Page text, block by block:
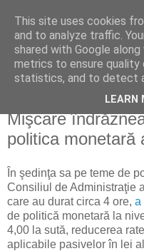
Reflecţii
blog de reflecţii, informaţii
miercuri, 8 ianuarie
Mişcare
politica monetară
În şedinţa sa pe teme de
Consiliul de Administraţie
care au durat circa 4 ore, a
de politică monetară la
4,00 la sută, reducerea
aplicabile pasivelor în lei
This site uses cookies
and to analyze traffic.
shared with Google
metrics to ensure quality
statistics, and to detect
LEARN